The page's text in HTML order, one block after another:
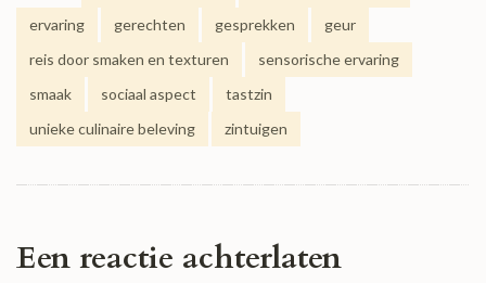
ervaring
gerechten gesprekken
geur
reis door smaken en texturen
sensorische ervaring
smaak
sociaal aspect
tastzin
unieke culinaire beleving
zintuigen
Een reactie achterlaten